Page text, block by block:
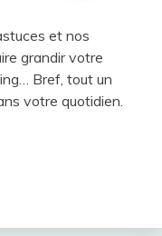
et nos
grandir votre
Bref, tout un
votre quotidien.